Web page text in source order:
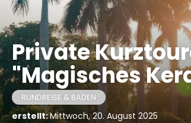
Private
"Magisches
RUNDREISE & BADEN
erstellt:Mittwoch, 20. August 2025